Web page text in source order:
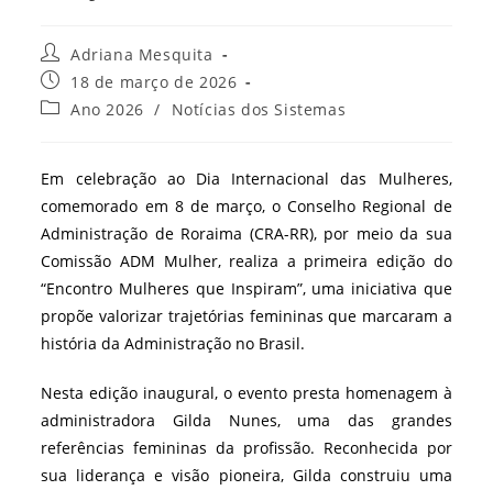
Autor
do
post:
Adriana Mesquita
Post
publicado:
18 de março de 2026
Categoria
Ano 2026 / Notícias dos Sistemas
Em celebração ao Dia Internacional das Mulheres,
comemorado em 8 de março, o Conselho Regional de
Administração de Roraima (CRA-RR), por meio da sua
Comissão ADM Mulher, realiza a primeira edição do
“Encontro Mulheres que Inspiram”, uma iniciativa que
propõe valorizar trajetórias femininas que marcaram a
história da Administração no Brasil.
Nesta edição inaugural, o evento presta homenagem à
administradora Gilda Nunes, uma das grandes
referências femininas da profissão. Reconhecida por
sua liderança e visão pioneira, Gilda construiu uma